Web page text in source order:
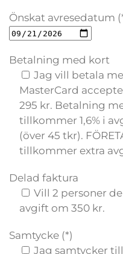
Önskat avresedatum
Betalning med kort
Jag vill betala
MasterCard
295 kr. Betalning
tillkommer 1,6% i
(över 45 tkr).
tillkommer extra
Delad faktura
Vill 2 personer
avgift om 350 kr.
Samtycke (*)
Jag samtycker